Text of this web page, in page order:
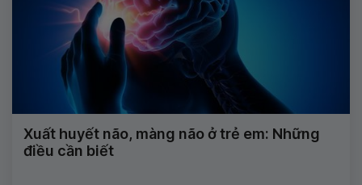
Xuất huyết não, màng não ở trẻ em: Những
điều cần biết